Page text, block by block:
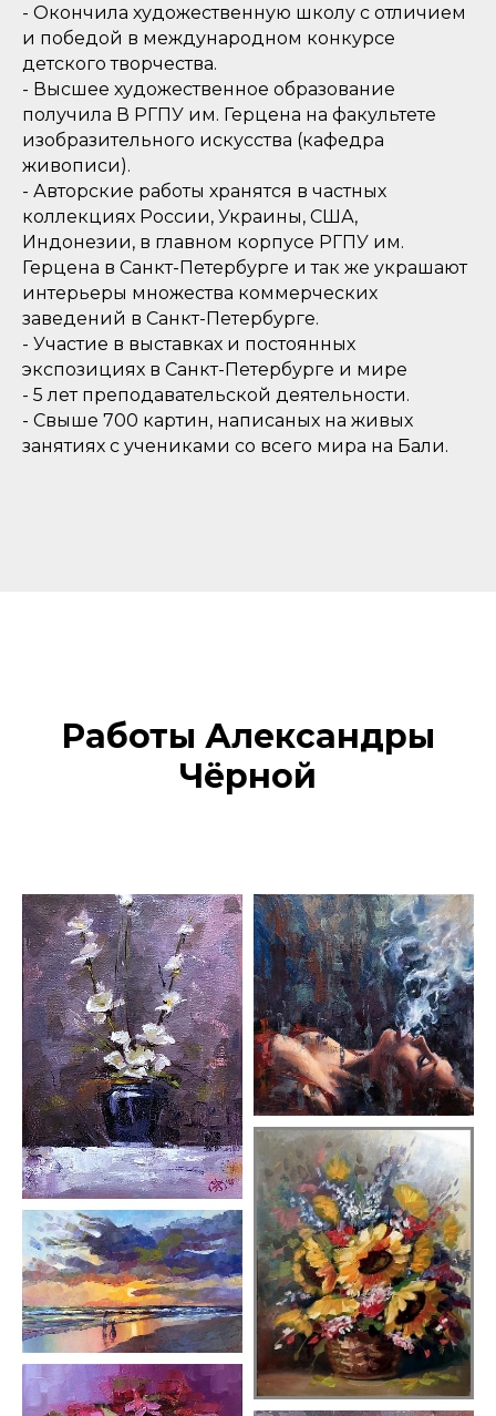
- Окончила художественную школу с отличием
и победой в международном конкурсе
детского творчества.
- Высшее художественное образование
получила В РГПУ им. Герцена на факультете
изобразительного искусства (кафедра
живописи).
- Авторские работы хранятся в частных
коллекциях России, Украины, США,
Индонезии, в главном корпусе РГПУ им.
Герцена в Санкт-Петербурге и так же украшают
интерьеры множества коммерческих
заведений в Санкт-Петербурге.
- Участие в выставках и постоянных
экспозициях в Санкт-Петербурге и мире
- 5 лет преподавательской деятельности.
- Свыше 700 картин, написаных на живых
занятиях с учениками со всего мира на Бали.
Работы Александры
Чёрной